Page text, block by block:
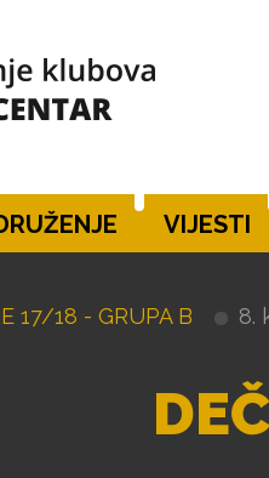
VIJESTI
17/18 - GRUPA B 8.